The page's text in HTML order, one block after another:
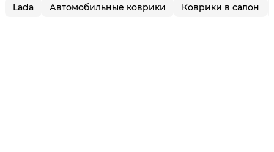
Lada Автомобильные коврики Коврики в салон